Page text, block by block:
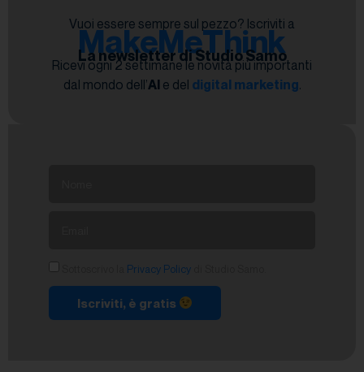
Vuoi essere sempre sul pezzo? Iscriviti a
MakeMeThink
La newsletter di Studio Samo
Ricevi ogni 2 settimane le novità più importanti
dal mondo dell’AI e del digital marketing.
Privacy Policy
Iscriviti, è gratis